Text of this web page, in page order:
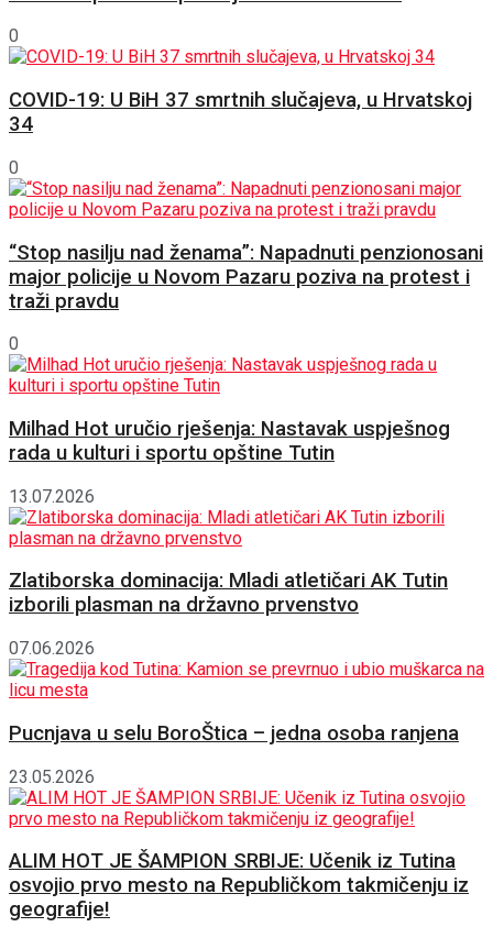
0
COVID-19: U BiH 37 smrtnih slučajeva, u Hrvatskoj
34
0
“Stop nasilju nad ženama”: Napadnuti penzionosani
major policije u Novom Pazaru poziva na protest i
traži pravdu
0
Milhad Hot uručio rješenja: Nastavak uspješnog
rada u kulturi i sportu opštine Tutin
13.07.2026
Zlatiborska dominacija: Mladi atletičari AK Tutin
izborili plasman na državno prvenstvo
07.06.2026
Pucnjava u selu BoroŠtica – jedna osoba ranjena
23.05.2026
ALIM HOT JE ŠAMPION SRBIJE: Učenik iz Tutina
osvojio prvo mesto na Republičkom takmičenju iz
geografije!